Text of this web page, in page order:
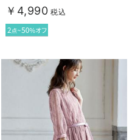
かスウェット半袖ティアードネグリ
ジェ マタニティ・産後【出産後も
長く使える】
￥4,990 税込